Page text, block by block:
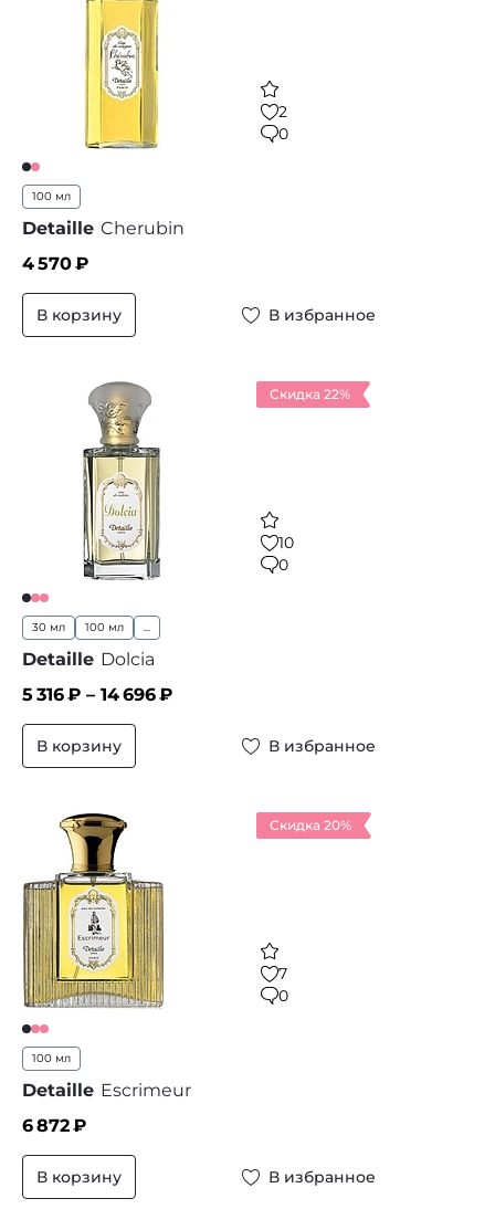
2
0
100 мл
Detaille Cherubin
4 570₽
В корзину В избранное
Скидка 22%
10
0
30 мл 100 мл ...
Detaille Dolcia
5 316₽ – 14 696₽
В корзину В избранное
Скидка 20%
7
0
100 мл
Detaille Escrimeur
6 872₽
В корзину В избранное